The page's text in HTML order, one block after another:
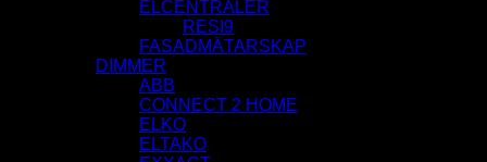
ELCENTRALER
RESI9
FASADMÄTARSKAP
DIMMER
ABB
CONNECT 2 HOME
ELKO
ELTAKO